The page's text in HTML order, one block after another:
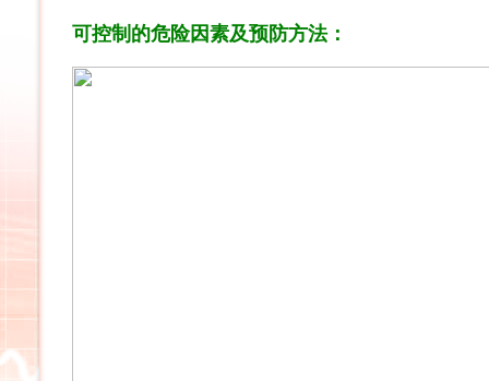
可控制的危险因素及预防方法：